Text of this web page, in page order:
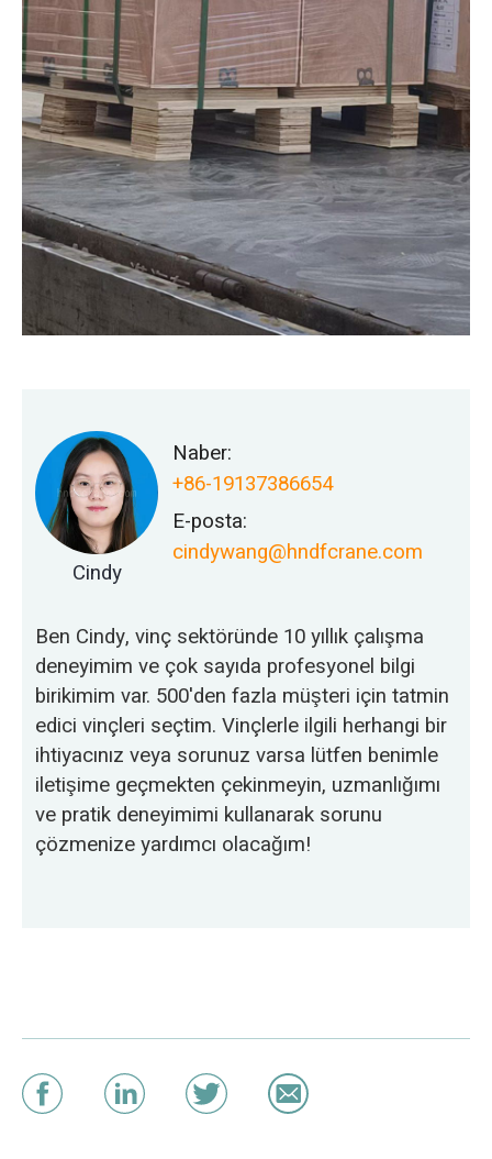
Cindy
Naber:
+86-19137386654
E-posta:
cindywang@hndfcrane.com
Ben Cindy, vinç sektöründe 10 yıllık çalışma
deneyimim ve çok sayıda profesyonel bilgi
birikimim var. 500'den fazla müşteri için tatmin
edici vinçleri seçtim. Vinçlerle ilgili herhangi bir
ihtiyacınız veya sorunuz varsa lütfen benimle
iletişime geçmekten çekinmeyin, uzmanlığımı
ve pratik deneyimimi kullanarak sorunu
çözmenize yardımcı olacağım!